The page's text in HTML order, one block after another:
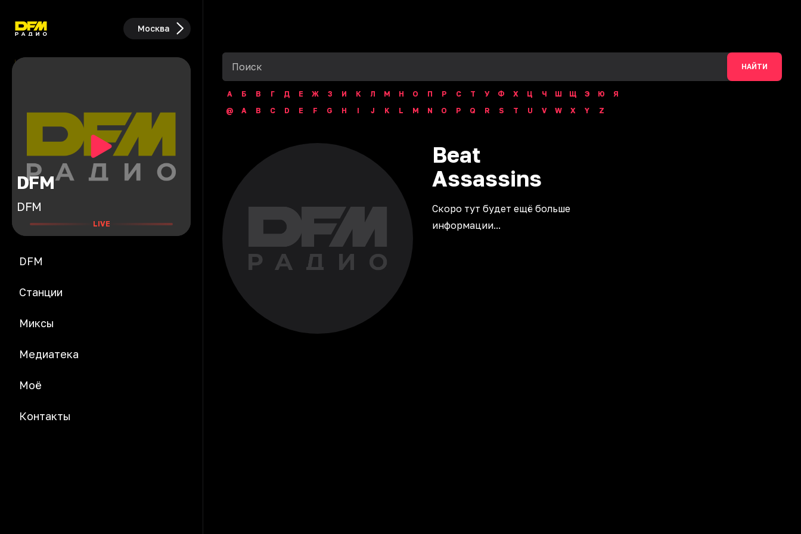
Москва
DFM
DFM
LIVE
DFM
Станции
Миксы
Медиатека
Моё
Контакты
НАЙТИ
А Б В Г Д Е Ж З И К Л М Н О П Р С Т У Ф Х Ц Ч Ш Щ Э Ю
Я
@
A B C D E F G H I J K L M N O P Q R S T U V W X Y Z
Beat
Assassins
Скоро тут будет ещё больше
информации...